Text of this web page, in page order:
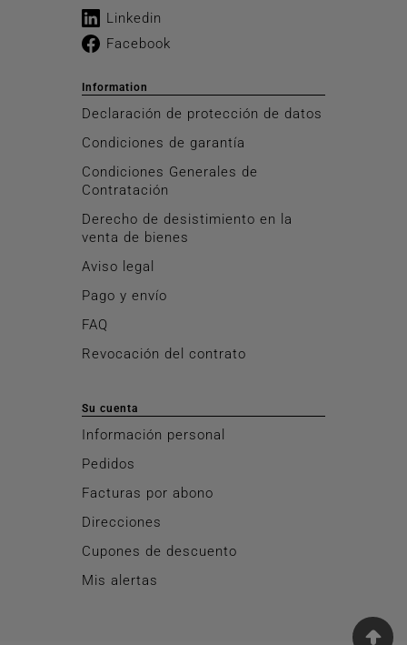
Linkedin
Facebook
Information
Declaración de protección de datos
Condiciones de garantía
Condiciones Generales de
Contratación
Derecho de desistimiento en la
venta de bienes
Aviso legal
Pago y envío
FAQ
Revocación del contrato
Su cuenta
Información personal
Pedidos
Facturas por abono
Direcciones
Cupones de descuento
Mis alertas